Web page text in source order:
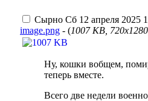
Сырно Сб 12 апреля 2025
image.png - (1007 KB, 720x1280
Ну, кошки вобщем,
теперь вместе.
Всего две недели